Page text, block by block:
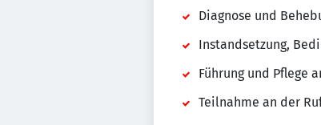
Diagnose und
Instandsetzung,
Führung und Pflege
Teilnahme an der